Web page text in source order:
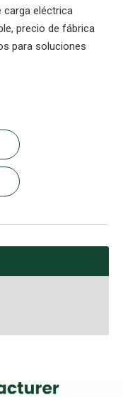
carga eléctrica
precio de fábrica
para soluciones